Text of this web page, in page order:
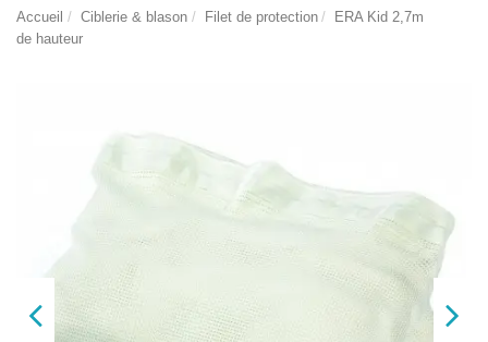
Accueil Ciblerie & blason Filet de protection
ERA Kid 2,7m
de hauteur